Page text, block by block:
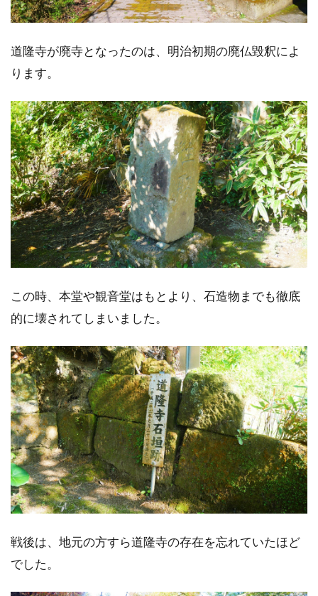
道隆寺が廃寺となったのは、明治初期の廃仏毀釈によ
ります。
この時、本堂や観音堂はもとより、石造物までも徹底
的に壊されてしまいました。
戦後は、地元の方すら道隆寺の存在を忘れていたほど
でした。